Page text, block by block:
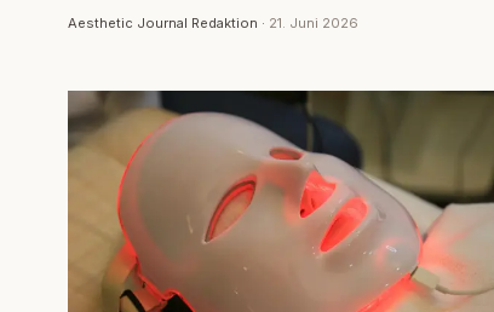
Aesthetic Journal Redaktion · 21. Juni 2026